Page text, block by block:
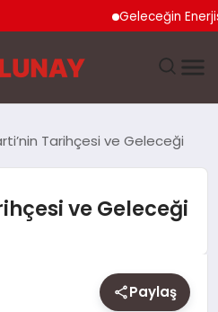
Geleceğin Enerjisi
Tarihçesi ve Geleceği
ve Geleceği
Paylaş